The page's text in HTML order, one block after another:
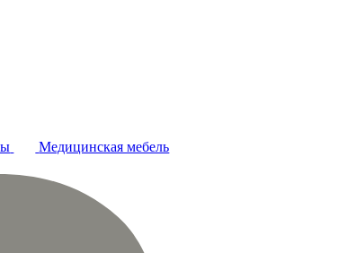
Медицинская мебель